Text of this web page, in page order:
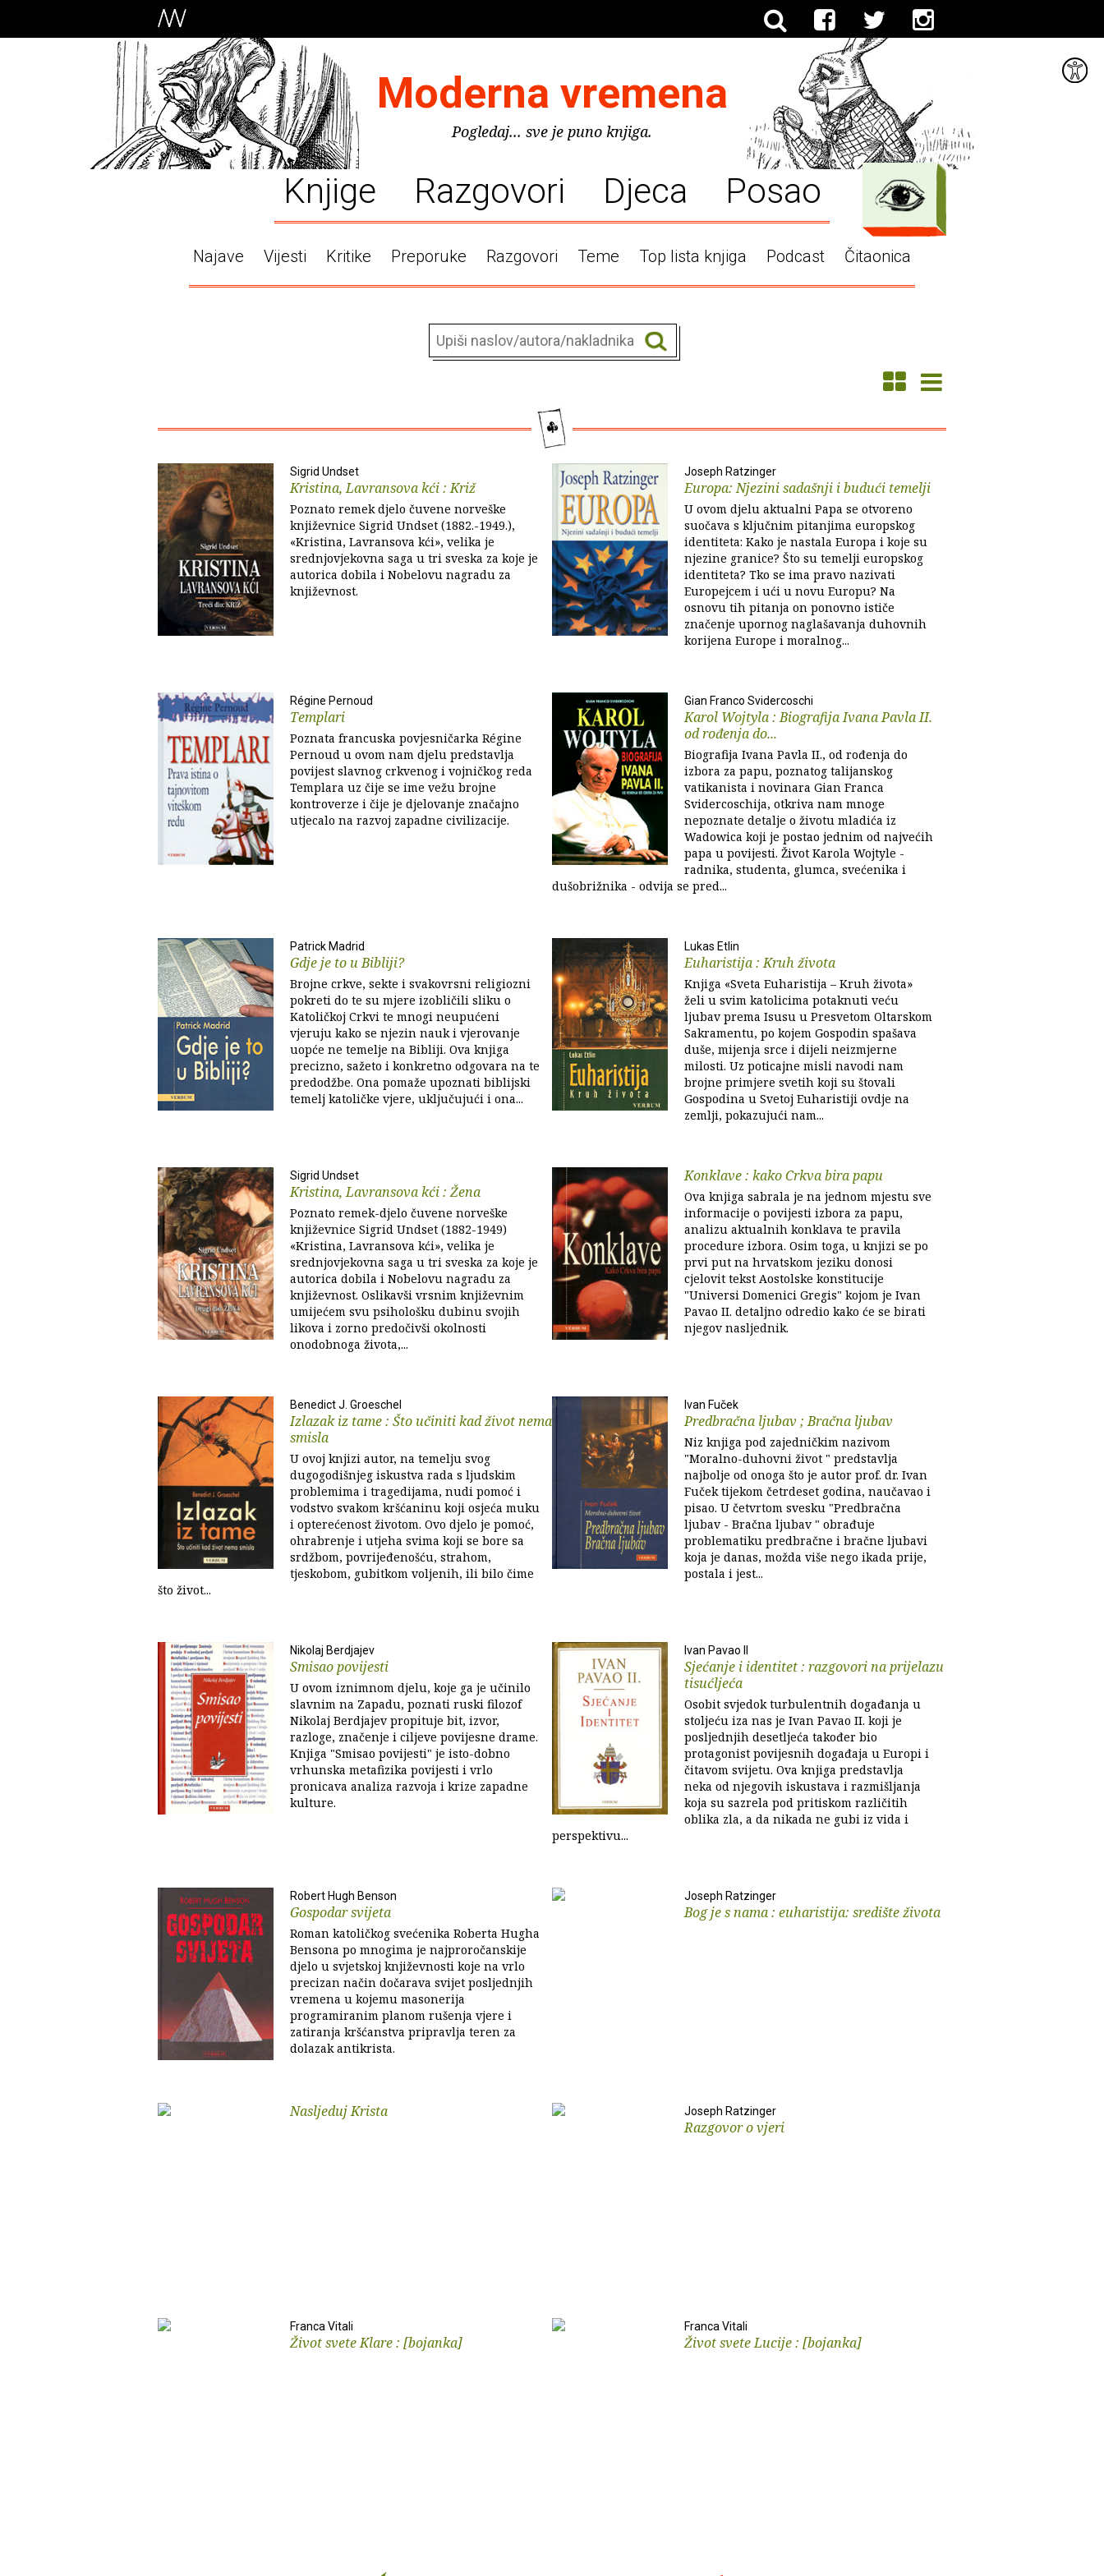
Moderna vremena
Pogledaj... sve je puno knjiga.
Knjige Razgovori Djeca Posao
Najave Vijesti Kritike Preporuke Razgovori Teme Top lista knjiga Podcast Čitaonica
Sigrid Undset
Kristina, Lavransova kći : Križ
Poznato remek djelo čuvene norveške
književnice Sigrid Undset (1882.-1949.),
«Kristina, Lavransova kći», velika je
srednjovjekovna saga u tri sveska za koje je
autorica dobila i Nobelovu nagradu za
književnost.
Joseph Ratzinger
Europa: Njezini sadašnji i budući temelji
U ovom djelu aktualni Papa se otvoreno
suočava s ključnim pitanjima europskog
identiteta: Kako je nastala Europa i koje su
njezine granice? Što su temelji europskog
identiteta? Tko se ima pravo nazivati
Europejcem i ući u novu Europu? Na
osnovu tih pitanja on ponovno ističe
značenje upornog naglašavanja duhovnih
korijena Europe i moralnog...
Régine Pernoud
Templari
Poznata francuska povjesničarka Régine
Pernoud u ovom nam djelu predstavlja
povijest slavnog crkvenog i vojničkog reda
Templara uz čije se ime vežu brojne
kontroverze i čije je djelovanje značajno
utjecalo na razvoj zapadne civilizacije.
Gian Franco Svidercoschi
Karol Wojtyla : Biografija Ivana Pavla II.
od rođenja do...
Biografija Ivana Pavla II., od rođenja do
izbora za papu, poznatog talijanskog
vatikanista i novinara Gian Franca
Svidercoschija, otkriva nam mnoge
nepoznate detalje o životu mladića iz
Wadowica koji je postao jednim od najvećih
papa u povijesti. Život Karola Wojtyle -
radnika, studenta, glumca, svećenika i
dušobrižnika - odvija se pred...
Patrick Madrid
Gdje je to u Bibliji?
Brojne crkve, sekte i svakovrsni religiozni
pokreti do te su mjere izobličili sliku o
Katoličkoj Crkvi te mnogi neupućeni
vjeruju kako se njezin nauk i vjerovanje
uopće ne temelje na Bibliji. Ova knjiga
precizno, sažeto i konkretno odgovara na te
predodžbe. Ona pomaže upoznati biblijski
temelj katoličke vjere, uključujući i ona...
Lukas Etlin
Euharistija : Kruh života
Knjiga «Sveta Euharistija – Kruh života»
želi u svim katolicima potaknuti veću
ljubav prema Isusu u Presvetom Oltarskom
Sakramentu, po kojem Gospodin spašava
duše, mijenja srce i dijeli neizmjerne
milosti. Uz poticajne misli navodi nam
brojne primjere svetih koji su štovali
Gospodina u Svetoj Euharistiji ovdje na
zemlji, pokazujući nam...
Sigrid Undset
Kristina, Lavransova kći : Žena
Poznato remek-djelo čuvene norveške
književnice Sigrid Undset (1882-1949)
«Kristina, Lavransova kći», velika je
srednjovjekovna saga u tri sveska za koje je
autorica dobila i Nobelovu nagradu za
književnost. Oslikavši vrsnim književnim
umijećem svu psihološku dubinu svojih
likova i zorno predočivši okolnosti
onodobnoga života,...
Konklave : kako Crkva bira papu
Ova knjiga sabrala je na jednom mjestu sve
informacije o povijesti izbora za papu,
analizu aktualnih konklava te pravila
procedure izbora. Osim toga, u knjizi se po
prvi put na hrvatskom jeziku donosi
cjelovit tekst Aostolske konstitucije
"Universi Domenici Gregis" kojom je Ivan
Pavao II. detaljno odredio kako će se birati
njegov nasljednik.
Benedict J. Groeschel
Izlazak iz tame : Što učiniti kad život nema
smisla
U ovoj knjizi autor, na temelju svog
dugogodišnjeg iskustva rada s ljudskim
problemima i tragedijama, nudi pomoć i
vodstvo svakom kršćaninu koji osjeća muku
i opterećenost životom. Ovo djelo je pomoć,
ohrabrenje i utjeha svima koji se bore sa
srdžbom, povrijeđenošću, strahom,
tjeskobom, gubitkom voljenih, ili bilo čime
što život...
Ivan Fuček
Predbračna ljubav ; Bračna ljubav
Niz knjiga pod zajedničkim nazivom
"Moralno-duhovni život " predstavlja
najbolje od onoga što je autor prof. dr. Ivan
Fuček tijekom četrdeset godina, naučavao i
pisao. U četvrtom svesku "Predbračna
ljubav - Bračna ljubav " obrađuje
problematiku predbračne i bračne ljubavi
koja je danas, možda više nego ikada prije,
postala i jest...
Nikolaj Berdjajev
Smisao povijesti
U ovom iznimnom djelu, koje ga je učinilo
slavnim na Zapadu, poznati ruski filozof
Nikolaj Berdjajev propituje bit, izvor,
razloge, značenje i ciljeve povijesne drame.
Knjiga "Smisao povijesti" je isto-dobno
vrhunska metafizika povijesti i vrlo
pronicava analiza razvoja i krize zapadne
kulture.
Ivan Pavao II
Sjećanje i identitet : razgovori na prijelazu
tisućljeća
Osobit svjedok turbulentnih događanja u
stoljeću iza nas je Ivan Pavao II. koji je
posljednjih desetljeća također bio
protagonist povijesnih događaja u Europi i
čitavom svijetu. Ova knjiga predstavlja
neka od njegovih iskustava i razmišljanja
koja su sazrela pod pritiskom različitih
oblika zla, a da nikada ne gubi iz vida i
perspektivu...
Robert Hugh Benson
Gospodar svijeta
Roman katoličkog svećenika Roberta Hugha
Bensona po mnogima je najproročanskije
djelo u svjetskoj književnosti koje na vrlo
precizan način dočarava svijet posljednjih
vremena u kojemu masonerija
programiranim planom rušenja vjere i
zatiranja kršćanstva pripravlja teren za
dolazak antikrista.
Joseph Ratzinger
Bog je s nama : euharistija: središte života
Nasljeduj Krista Joseph Ratzinger
Razgovor o vjeri
Franca Vitali
Život svete Klare : [bojanka]
Franca Vitali
Život svete Lucije : [bojanka]